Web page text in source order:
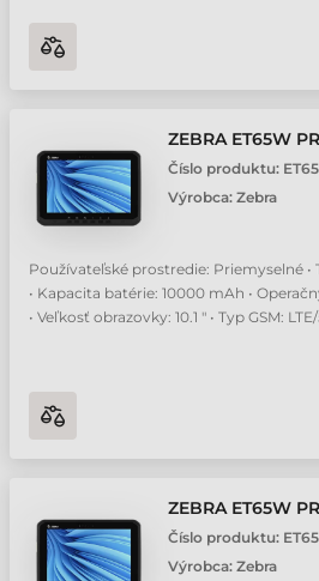
ZEBRA ET65W
Číslo produktu:
Výrobca: Zebra
Používateľské prostredie: Priemyselné •
• Kapacita batérie: 10000 mAh •
• Veľkosť obrazovky: 10.1 " • Typ GSM:
ZEBRA ET65W
Číslo produktu:
Výrobca: Zebra